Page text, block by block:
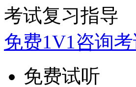
考试复习指导
免费1V1咨询
免费试听